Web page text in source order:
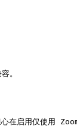
。
启用仅使用